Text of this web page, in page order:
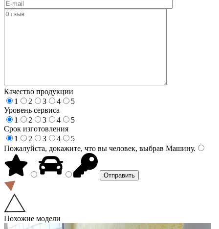
Качество продукции
1
2 3 4
5
Уровень сервиса
1
2 3 4
5
Срок изготовления
1
2 3 4
5
Пожалуйста, докажите, что вы человек, выбрав Машину.
Похожие модели